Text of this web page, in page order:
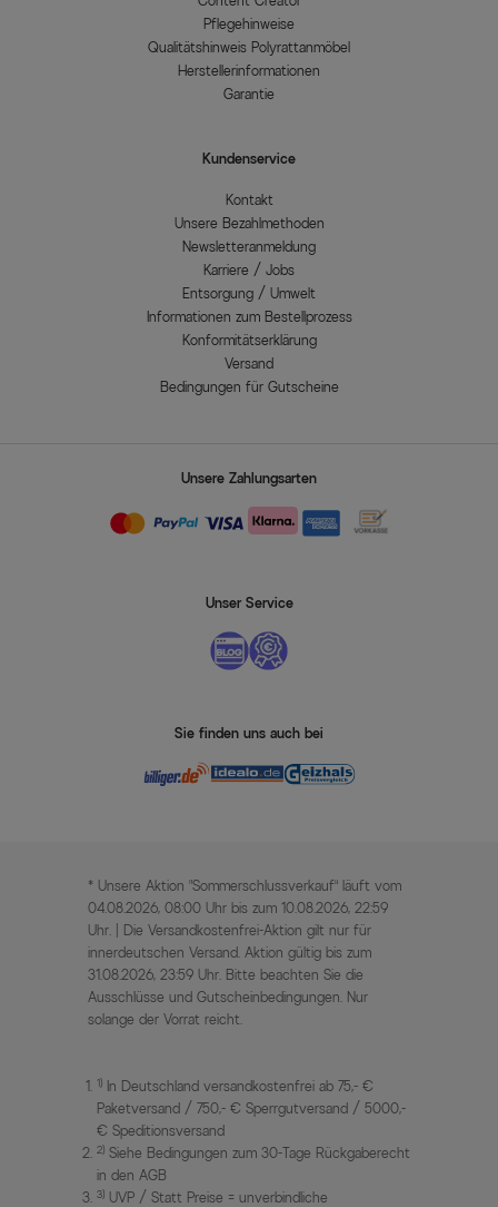
Pflegehinweise
Qualitätshinweis Polyrattanmöbel
Herstellerinformationen
Garantie
Kundenservice
Kontakt
Unsere Bezahlmethoden
Newsletteranmeldung
Karriere / Jobs
Entsorgung / Umwelt
Informationen zum Bestellprozess
Konformitätserklärung
Versand
Bedingungen für Gutscheine
Unsere Zahlungsarten
Unser Service
Sie finden uns auch bei
* Unsere Aktion „Sommerschlussverkauf“ läuft vom
04.08.2026, 08:00 Uhr bis zum 10.08.2026, 22:59
Uhr. | Die Versandkostenfrei-Aktion gilt nur für
innerdeutschen Versand. Aktion gültig bis zum
31.08.2026, 23:59 Uhr. Bitte beachten Sie die
Ausschlüsse und Gutscheinbedingungen. Nur
solange der Vorrat reicht.
1) In Deutschland versandkostenfrei ab 75,- €
Paketversand / 750,- € Sperrgutversand / 5000,-
€ Speditionsversand
2) Siehe Bedingungen zum 30-Tage Rückgaberecht
in den AGB
3) UVP / Statt Preise = unverbindliche